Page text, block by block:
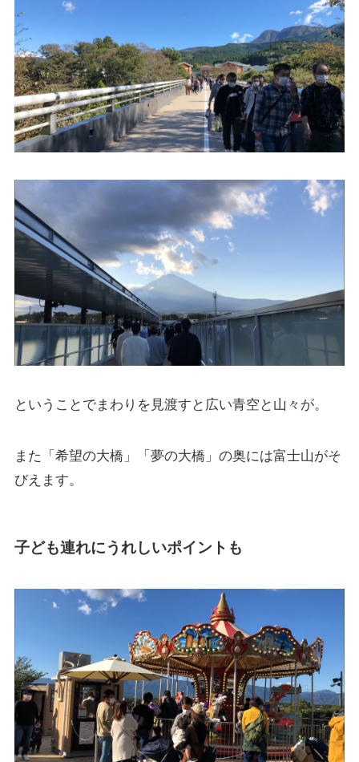
ということでまわりを見渡すと広い青空と山々が。
また「希望の大橋」「夢の大橋」の奥には富士山がそ
びえます。
子ども連れにうれしいポイントも